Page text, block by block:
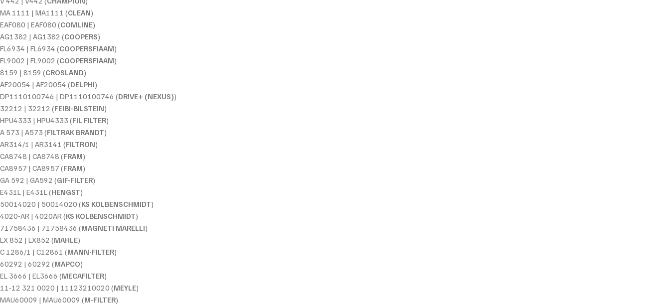
MA 1111 | MA1111 (CLEAN)
EAF080 | EAF080 (COMLINE)
AG1382 | AG1382 (COOPERS)
FL6934 | FL6934 (COOPERSFIAAM)
FL9002 | FL9002 (COOPERSFIAAM)
8159 | 8159 (CROSLAND)
AF20054 | AF20054 (DELPHI)
DP1110100746 | DP1110100746 (DR!VE+ (NEXUS))
32212 | 32212 (FEIBI-BILSTEIN)
HPU4333 | HPU4333 (FIL FILTER)
A 573 | A573 (FILTRAK BRANDT)
AR314/1 | AR3141 (FILTRON)
CA8748 | CA8748 (FRAM)
CA8957 | CA8957 (FRAM)
GA 592 | GA592 (GIF-FILTER)
E431L | E431L (HENGST)
50014020 | 50014020 (KS KOLBENSCHMIDT)
4020-AR | 4020AR (KS KOLBENSCHMIDT)
71758436 | 71758436 (MAGNETI MARELLI)
LX 852 | LX852 (MAHLE)
C 1286/1 | C12861 (MANN-FILTER)
60292 | 60292 (MAPCO)
EL 3666 | EL3666 (MECAFILTER)
11-12 321 0020 | 11123210020 (MEYLE)
MAU60009 | MAU60009 (M-FILTER)